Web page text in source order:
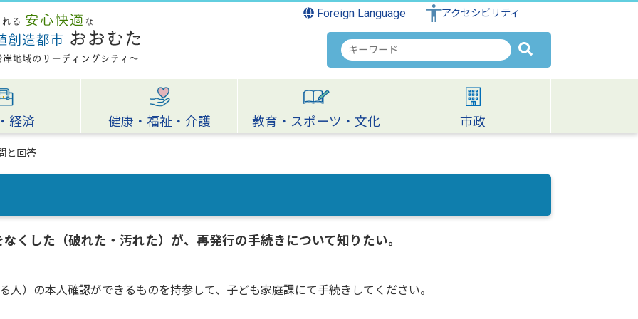
Foreign Language アクセシビリティ
検
索
キ
ワ
ー
経済 健康・福祉・介護 教育・スポーツ・文化 市政
と回答
くした（破れた・汚れた）が、再発行の手続きについて知りたい。
人）の本人確認ができるものを持参して、子ども家庭課にて手続きしてください。